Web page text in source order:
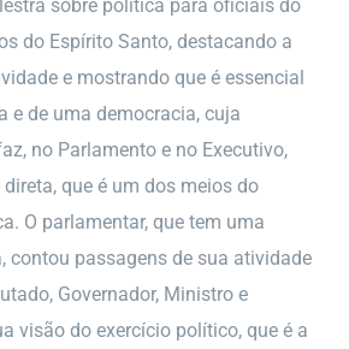
sobre política para oficiais do
do Espírito Santo, destacando a
e mostrando que é essencial
e de uma democracia, cuja
no Parlamento e no Executivo,
que é um dos meios do
O parlamentar, que tem uma
contou passagens de sua atividade
Governador, Ministro e
visão do exercício político, que é a